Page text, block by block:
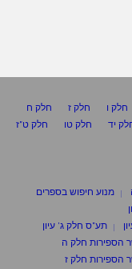
חלק ו חלק ז
חלק ח
יד חלק טו
חלק ט"ז
מנוע חיפוש בספרים
תע"ס חלק ג' עיון
הספירות חלק ה
הספירות חלק ז